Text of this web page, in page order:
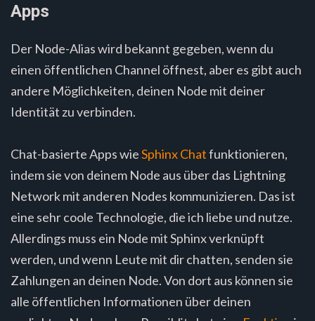
Apps
Der Node-Alias wird bekannt gegeben, wenn du
einen öffentlichen Channel öffnest, aber es gibt auch
andere Möglichkeiten, deinen Node mit deiner
Identität zu verbinden.
Chat-basierte Apps wieSphinx Chatfunktionieren,
indem sie von deinem Node aus über das Lightning
Network mit anderen Nodes kommunizieren. Das ist
eine sehr coole Technologie, die ich liebe und nutze.
Allerdings muss ein Node mit Sphinx verknüpft
werden, und wenn Leute mit dir chatten, senden sie
Zahlungen an deinen Node. Von dort aus können sie
alle öffentlichen Informationen über deinen